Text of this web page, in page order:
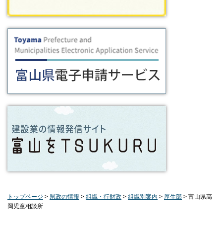
トップページ > 県政の情報 > 組織・行財政 > 組織別案内 > 厚生部 > 富山県高
岡児童相談所